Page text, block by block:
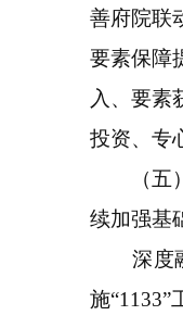
善府院联
要素保障
入、要素
投资、专
（五）
续加强基
深度融
施